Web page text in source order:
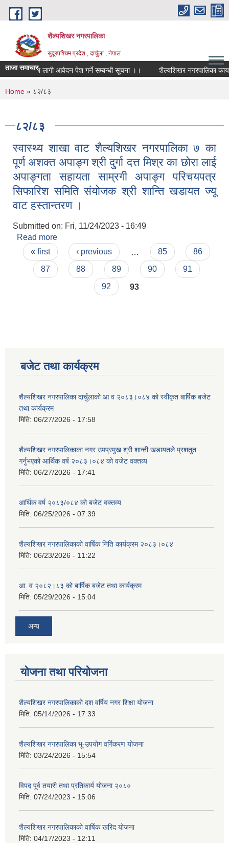
Skip to main content
शैल्यशिखर नगरपालिका
सुदूरपश्चिम प्रदेश , दार्चुला , नेपाल
ताजा समाचार
खोपकर्ताका लागी आवेदन पेश गर्ने सम्बन्धी सूचना ।। शैल्यशिखर नगरपालिका
You are here
Home » ८२/८३
८२/८३
स्वास्थ्य शाखा वाट शैल्यशिखर नगरपालिका ७ का
पूर्ण अशक्त अपाङ्ग श्री दु्र्गा दत्त मिश्र का छोरा लाई
अपाङ्गता सहायता साम्रगी अपाङ्ग परिचयपत्र
सिफारिश समिति संयोजक श्री शान्ति खडायत ज्यू
वाट हस्तान्तरण ।
Submitted on: Fri, 11/24/2023 - 16:49
Read more
अशक्त अपाङ्ग श्री दु्र्गा दत्त मिश्र का छोरा लाई अपाङ्गता
सहायता साम्रगी अपाङ्ग परिचयपत्र सिफारिश समिति
संयोजक श्री शान्ति खडायत ज्यू वाट हस्तान्तरण ।
Pages
« first ‹ previous 85
86
87
88 89 90
91
92
93
बजेट तथा कार्यक्रम
शैल्यशिखर नगरपालिका दार्चुलाको आ व २०८३।०८४ को स्वीकृत बार्षिक बजेट
तथा कार्यक्रम
मिति: 06/27/2026 - 17:58
शैल्यशिखर नगरपालिकाका नगर उपप्रमुख श्री शान्ती खडायतले प्रशतुत
गर्नुभएको आर्थिक वर्ष २०८३।०८४ को वजेट वक्तव्य
मिति: 06/27/2026 - 17:41
आर्थिक वर्ष २०८३/०८४ को बजेट वक्तव्य
मिति: 06/25/2026 - 07:39
शैल्यशिखर नगरपालिकाको वार्षिक निति कार्यक्रम २०८३।०८४
मिति: 06/23/2026 - 11:22
आ. व २०८२।८३ को बार्षिक बजेट तथा कार्यक्रम
मिति: 05/29/2026 - 15:04
अन्य
योजना तथा परियोजना
शैल्यशिखर नगरपालिकाको दश वर्षिय नगर शिक्षा योजना
मिति: 05/14/2026 - 17:33
शैल्यशिखर नगरपालिका भू-उपयोग वर्गिकरण योजना
मिति: 03/24/2026 - 15:54
विपद पूर्व तयारी तथा प्रतिकार्य योजना २०८०
मिति: 07/24/2023 - 15:06
शैल्यशिखर नगरपालिकाको वार्षिक खरिद योजना
मिति: 04/17/2023 - 12:11